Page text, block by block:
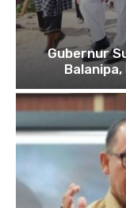
Gubernur
Balanipa,